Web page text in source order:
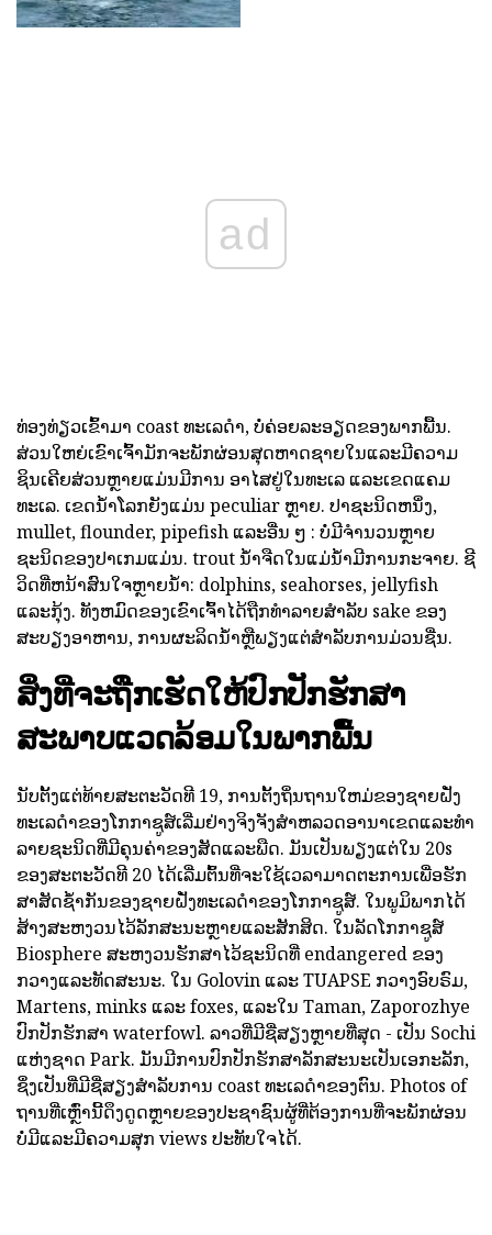
ad
ທ່ອງທ່ຽວເຂົ້າມາ coast ທະເລດໍາ, ບໍ່ຄ່ອຍລະອຽດຂອງພາກພື້ນ.
ສ່ວນໃຫຍ່ເຂົາເຈົ້າມັກຈະພັກຜ່ອນສຸດຫາດຊາຍໃນແລະມີຄວາມ
ຊິນເຄີຍສ່ວນຫຼາຍແມ່ນມີການ ອາໄສຢູ່ໃນທະເລ ແລະເຂດແຄມ
ທະເລ. ເຂດນ້ໍາໂລກຍັງແມ່ນ peculiar ຫຼາຍ. ປາຊະນິດຫນຶ່ງ,
mullet, flounder, pipefish ແລະອື່ນ ໆ : ບໍ່ມີຈໍານວນຫຼາຍ
ຊະນິດຂອງປາເກມແມ່ນ. trout ນ້ໍາຈືດໃນແມ່ນ້ໍາມີການກະຈາຍ. ຊີ
ວິດທີ່ຫນ້າສົນໃຈຫຼາຍນ້ໍາ: dolphins, seahorses, jellyfish
ແລະກຸ້ງ. ທັງຫມົດຂອງເຂົາເຈົ້າໄດ້ຖືກທໍາລາຍສໍາລັບ sake ຂອງ
ສະບຽງອາຫານ, ການຜະລິດນ້ໍາຫຼືພຽງແຕ່ສໍາລັບການມ່ວນຊື່ນ.
ສິ່ງທີ່ຈະຖືກເຮັດໃຫ້ປົກປັກຮັກສາ
ສະພາບແວດລ້ອມໃນພາກພື້ນ
ນັບຕັ້ງແຕ່ທ້າຍສະຕະວັດທີ 19, ການຕັ້ງຖິ່ນຖານໃຫມ່ຂອງຊາຍຝັ່ງ
ທະເລດໍາຂອງໂກກາຊູສ໌ເລີ່ມຢ່າງຈິງຈັງສໍາຫລວດອານາເຂດແລະທໍາ
ລາຍຊະນິດທີ່ມີຄຸນຄ່າຂອງສັດແລະພືດ. ມັນເປັນພຽງແຕ່ໃນ 20s
ຂອງສະຕະວັດທີ 20 ໄດ້ເລີ່ມຕົ້ນທີ່ຈະໃຊ້ເວລາມາດຕະການເພື່ອຮັກ
ສາສັດຊ້ໍາກັນຂອງຊາຍຝັ່ງທະເລດໍາຂອງໂກກາຊູສ໌. ໃນພູມິພາກໄດ້
ສ້າງສະຫງວນໄວ້ລັກສະນະຫຼາຍແລະສັກສິດ. ໃນລັດໂກກາຊູສ໌
Biosphere ສະຫງວນຮັກສາໄວ້ຊະນິດທີ່ endangered ຂອງ
ກວາງແລະທັດສະນະ. ໃນ Golovin ແລະ TUAPSE ກວາງອົບຣົມ,
Martens, minks ແລະ foxes, ແລະໃນ Taman, Zaporozhye
ປົກປັກຮັກສາ waterfowl. ລາວທີ່ມີຊື່ສຽງຫຼາຍທີ່ສຸດ - ເປັນ Sochi
ແຫ່ງຊາດ Park. ມັນມີການປົກປັກຮັກສາລັກສະນະເປັນເອກະລັກ,
ຊຶ່ງເປັນທີ່ມີຊື່ສຽງສໍາລັບການ coast ທະເລດໍາຂອງຕົນ. Photos of
ຖານທີ່ເຫຼົ່ານີ້ດຶງດູດຫຼາຍຂອງປະຊາຊົນຜູ້ທີ່ຕ້ອງການທີ່ຈະພັກຜ່ອນ
ບໍ່ມີແລະມີຄວາມສຸກ views ປະທັບໃຈໄດ້.